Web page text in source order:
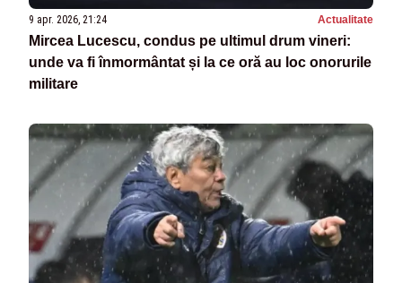
9 apr. 2026, 21:24 Actualitate
Mircea Lucescu, condus pe ultimul drum vineri:
unde va fi înmormântat și la ce oră au loc onorurile
militare